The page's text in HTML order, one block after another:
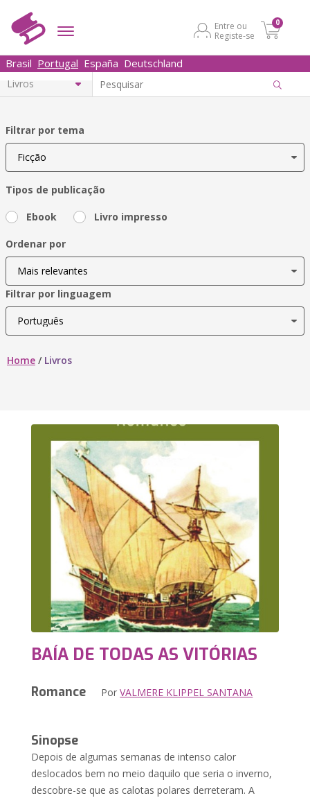
Entre ou
Registe-se
0
Brasil Portugal España Deutschland
Filtrar por tema
Tipos de publicação
Ebook Livro impresso
Ordenar por
Filtrar por linguagem
Home / Livros
BAÍA DE TODAS AS VITÓRIAS
Romance PorVALMERE KLIPPEL SANTANA
Sinopse
Depois de algumas semanas de intenso calor
deslocados bem no meio daquilo que seria o inverno,
descobre-se que as calotas polares derreteram. A